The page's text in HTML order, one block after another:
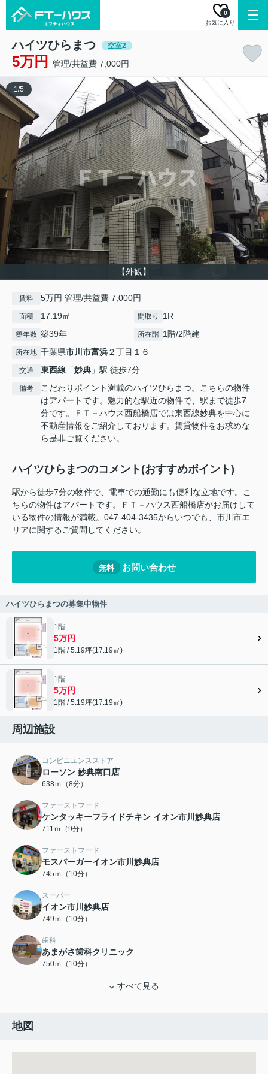
お気に入り
0
ハイツひらまつ 空室2
5万円 管理/共益費 7,000円
【外観】
1/5
賃料 5万円 管理/共益費 7,000円
面積 17.19㎡ 間取り 1R
築年数 築39年 所在階 1階/2階建
所在地 千葉県市川市富浜２丁目１６
交通 東西線 「妙典 」駅 徒歩7分
備考
こだわりポイント満載のハイツひらまつ。こちらの物件
はアパートです。魅力的な駅近の物件で、駅まで徒歩7
分です。ＦＴ－ハウス西船橋店では東西線妙典を中心に
不動産情報をご紹介しております。賃貸物件をお求めな
ら是非ご覧ください。
ハイツひらまつのコメント(おすすめポイント)
駅から徒歩7分の物件で、電車での通勤にも便利な立地です。こ
ちらの物件はアパートです。ＦＴ－ハウス西船橋店がお届けして
いる物件の情報が満載。047-404-3435からいつでも、市川市エ
リアに関するご質問してください。
無料 お問い合わせ
ハイツひらまつの募集中物件
1階
5万円
1階 / 5.19坪(17.19㎡)
1階
5万円
1階 / 5.19坪(17.19㎡)
周辺施設
コンビニエンスストア
ローソン 妙典南口店
638ｍ（8分）
ファーストフード
ケンタッキーフライドチキン イオン市川妙典店
711ｍ（9分）
ファーストフード
モスバーガーイオン市川妙典店
745ｍ（10分）
スーパー
イオン市川妙典店
749ｍ（10分）
歯科
あまがさ歯科クリニック
750ｍ（10分）
すべて見る
地図